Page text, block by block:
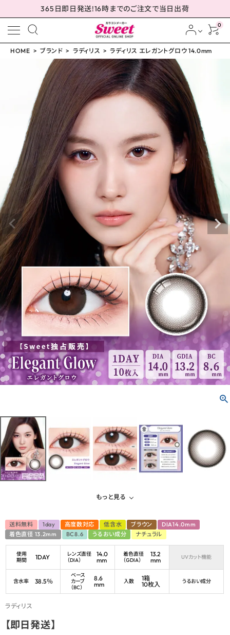
365日即日発送!16時までのご注文で当日出荷
0
meeting_room ログイン person 会員登録
ラディリス エレガントグ
ロウ 14.0mm
¥1,760 (税込)
配送方法について
発送について
お支払い方法について
お買い物ガイド
お問い合わせ
よくあるご質問
HOME ブランド ラディリス ラディリス エレガントグロウ 14.0mm
もっと見る
送料無料 1day 高度数対応 低含水 ブラウン
DIA14.0mm
着色直径 13.2mm
BC8.6 うるおい成分 ナチュラル
使用
期間
1DAY
レンズ直径
（DIA）
14.0
mm
着色直径
（GDIA）
13.2
mm
UVカット機能
含水率 38.5％
ベース
カーブ
（BC）
8.6
mm
入数
1箱
10枚入
うるおい成分
ラディリス
【即日発送】